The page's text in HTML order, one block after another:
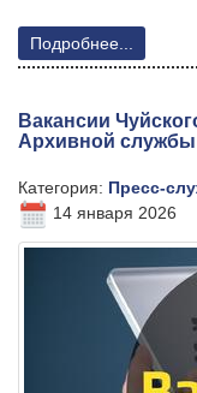
Подробнее...
Вакансии
Архивной службы
Категория: Пресс-
14 января 2026